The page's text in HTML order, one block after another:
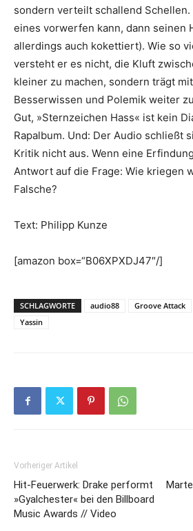
sondern verteilt schallend Schellen.
eines vorwerfen kann, dann seinen
aller­dings auch kokettiert). Wie so
versteht er es nicht, die Kluft
kleiner zu machen, sondern trägt
Besserwissen und Polemik weiter
Gut, »Sternzeichen Hass« ist kein
Rapalbum. Und: Der Audio schließt
Kritik nicht aus. Wenn eine
Antwort auf die Frage: Wie kriegen
Falsche?
Text: Philipp Kunze
[amazon box=“B06XPXDJ47″/]
SCHLAGWORTE audio88 Groove Attack
Yassin
Vorheriger Artikel
Hit-Feuerwerk: Drake performt
»Gyalchester« bei den Billboard
Music Awards // Video